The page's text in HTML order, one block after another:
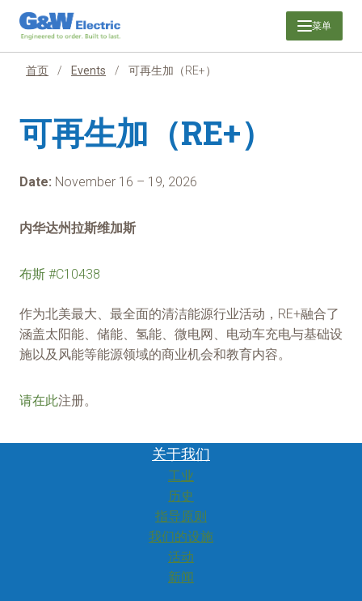
内
菜单
首页 / Events / 可再生加（RE+）
可再生加（RE+）
Date: November 16 – 19, 2026
内华达州拉斯维加斯
布斯 #C10438
作为北美最大、最全面的清洁能源行业活动，RE+融合了
涵盖太阳能、储能、氢能、微电网、电动车充电与基础设
施以及风能等能源领域的商业机会和教育内容。
请在此注册。
关于我们
工业
历史
指导原则
我们的设施
活动
新闻